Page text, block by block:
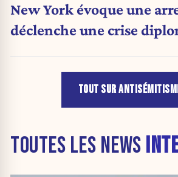
New York évoque une
déclenche une crise
TOUT SUR
TOUTES LES NEWS